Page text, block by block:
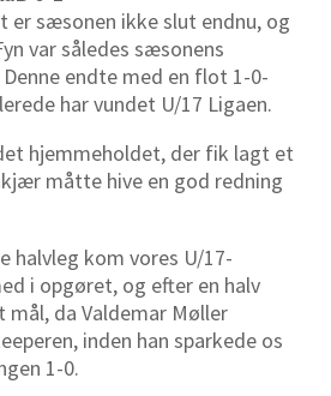
er sæsonen ikke slut endnu, og
var således sæsonens
endte med en flot 1-0-
har vundet U/17 Ligaen.
hjemmeholdet, der fik lagt et
måtte hive en god redning
halvleg kom vores U/17-
i opgøret, og efter en halv
da Valdemar Møller
inden han sparkede os
1-0.